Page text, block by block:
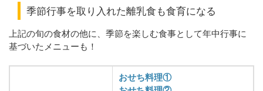
季節行事を取り入れた離乳食も食育になる
上記の旬の食材の他に、季節を楽しむ食事として年中行事に
基づいたメニューも！
おせち料理①